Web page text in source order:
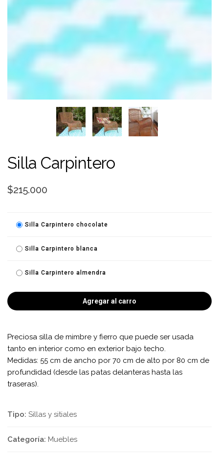
Silla Carpintero
$215.000
Silla Carpintero chocolate
Silla Carpintero blanca
Silla Carpintero almendra
Agregar al carro
Preciosa silla de mimbre y fierro que puede ser usada
tanto en interior como en exterior bajo techo.
Medidas: 55 cm de ancho por 70 cm de alto por 80 cm de
profundidad (desde las patas delanteras hasta las
traseras).
Tipo: Sillas y sitiales
Categoría: Muebles